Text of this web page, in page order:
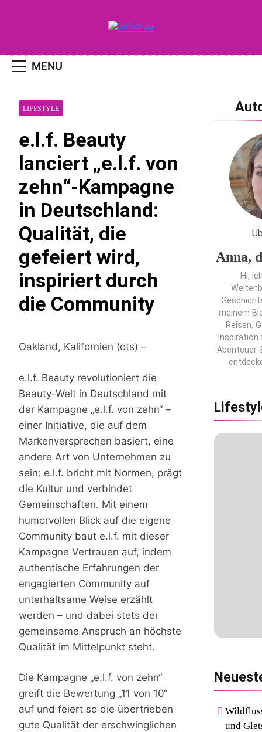
WOW-Air
MENU
LIFESTYLE
e.l.f. Beauty
lanciert „e.l.f. von
zehn“-Kampagne
in Deutschland:
Qualität, die
gefeiert wird,
inspiriert durch
die Community
Oakland, Kalifornien (ots) –
e.l.f. Beauty revolutioniert die
Beauty-Welt in Deutschland mit
der Kampagne „e.l.f. von zehn“ –
einer Initiative, die auf dem
Markenversprechen basiert, eine
andere Art von Unternehmen zu
sein: e.l.f. bricht mit Normen, prägt
die Kultur und verbindet
Gemeinschaften. Mit einem
humorvollen Blick auf die eigene
Community baut e.l.f. mit dieser
Kampagne Vertrauen auf, indem
authentische Erfahrungen der
engagierten Community auf
unterhaltsame Weise erzählt
werden – und dabei stets der
gemeinsame Anspruch an höchste
Qualität im Mittelpunkt steht.
Die Kampagne „e.l.f. von zehn“
greift die Bewertung „11 von 10“
auf und feiert so die übertrieben
gute Qualität der erschwinglichen
Anna,
Hi,
meinem
Reisen,
Abenteuer.
und